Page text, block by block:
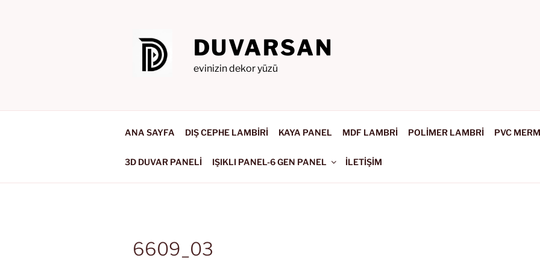
DUVARSAN
evinizin dekor yüzü
ANA SAYFA DIŞ CEPHE LAMBİRİ KAYA PANEL MDF LAMBRİ POLİMER LAMBRİ PVC
3D DUVAR PANELİ IŞIKLI PANEL-6 GEN PANEL İLETİŞİM
6609_03